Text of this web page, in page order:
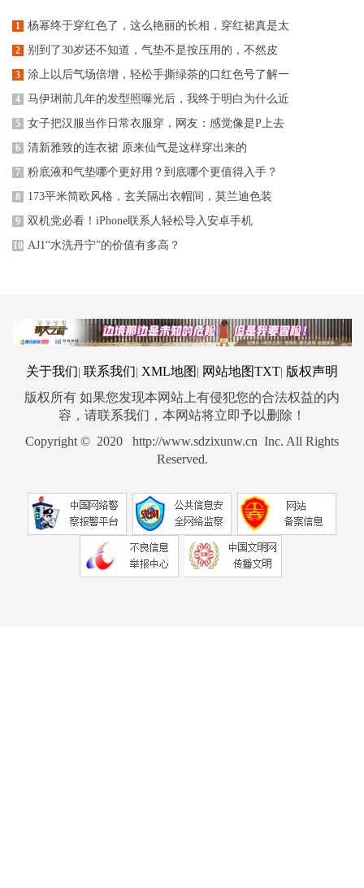
1 杨幂终于穿红色了，这么艳丽的长相，穿红裙真是太
2 别到了30岁还不知道，气垫不是按压用的，不然皮
3 涂上以后气场倍增，轻松手撕绿茶的口红色号了解一
4 马伊琍前几年的发型照曝光后，我终于明白为什么近
5 女子把汉服当作日常衣服穿，网友：感觉像是P上去
6 清新雅致的连衣裙 原来仙气是这样穿出来的
7 粉底液和气垫哪个更好用？到底哪个更值得入手？
8 173平米简欧风格，玄关隔出衣帽间，莫兰迪色装
9 双机党必看！iPhone联系人轻松导入安卓手机
10 AJ1“水洗丹宁”的价值有多高？
关于我们 联系我们 XML地图 网站地图TXT 版权声明
版权所有 如果您发现本网站上有侵犯您的合法权益的内
容，请联系我们，本网站将立即予以删除！
Copyright © 2020 http://www.sdzixunw.cn Inc. All Rights
Reserved.